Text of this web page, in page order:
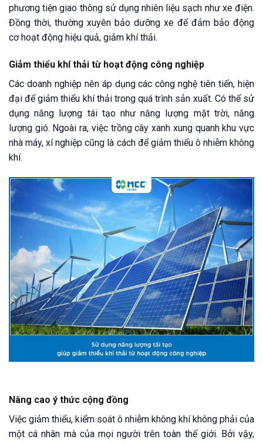
phương tiện giao thông sử dụng nhiên liệu sạch như xe điện.
Đồng thời, thường xuyên bảo dưỡng xe để đảm bảo động
cơ hoạt động hiệu quả, giảm khí thải.
Giảm thiểu khí thải từ hoạt động công nghiệp
Các doanh nghiệp nên áp dụng các công nghệ tiên tiến, hiện
đại để giảm thiểu khí thải trong quá trình sản xuất. Có thể sử
dụng năng lượng tái tạo như năng lượng mặt trời, năng
lượng gió. Ngoài ra, việc trồng cây xanh xung quanh khu vực
nhà máy, xí nghiệp cũng là cách để giảm thiểu ô nhiễm không
khí.
Nâng cao ý thức cộng đồng
Việc giảm thiểu, kiểm soát ô nhiễm không khí không phải của
một cá nhân mà của mọi người trên toàn thế giới. Bởi vậy,